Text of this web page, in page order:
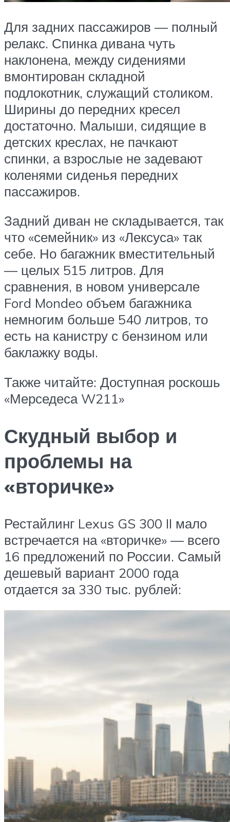
Для задних пассажиров — полный
релакс. Спинка дивана чуть
наклонена, между сидениями
вмонтирован складной
подлокотник, служащий столиком.
Ширины до передних кресел
достаточно. Малыши, сидящие в
детских креслах, не пачкают
спинки, а взрослые не задевают
коленями сиденья передних
пассажиров.
Задний диван не складывается, так
что «семейник» из «Лексуса» так
себе. Но багажник вместительный
— целых 515 литров. Для
сравнения, в новом универсале
Ford Mondeo объем багажника
немногим больше 540 литров, то
есть на канистру с бензином или
баклажку воды.
Также читайте: Доступная роскошь
«Мерседеса W211»
Скудный выбор и
проблемы на
«вторичке»
Рестайлинг Lexus GS 300 II мало
встречается на «вторичке» — всего
16 предложений по России. Самый
дешевый вариант 2000 года
отдается за 330 тыс. рублей: